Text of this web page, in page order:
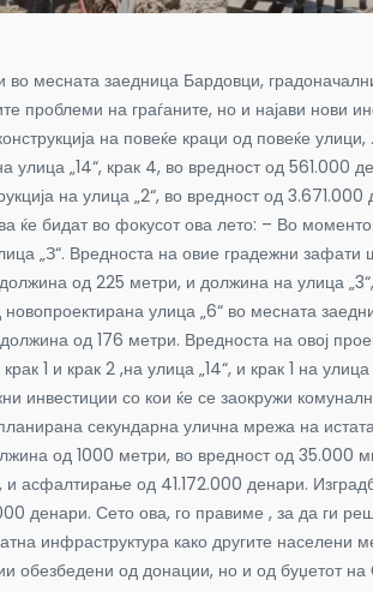
во месната заедница Бардовци,
проблеми на граѓаните, но и најави нови
на повеќе краци од повеќе
улица „14“, крак 4, во вредност од 561.000
на улица „2“, во вредност од
ќе бидат во фокусот ова лето: – Во
„З“. Вредноста на овие градежни
од 225 метри, и должина на улица
улица „6“ во месната
од 176 метри. Вредноста на овој
1 и крак 2 ,на улица „14“, и крак 1 на
инвестиции со кои ќе се заокружи
секундарна улична мрежа на
од 1000 метри, во вредност од 35.000
асфалтирање од 41.172.000 денари.
денари. Сето ова, го правиме , за да ги
инфраструктура како другите населени
обезбедени од донации, но и од буџетот